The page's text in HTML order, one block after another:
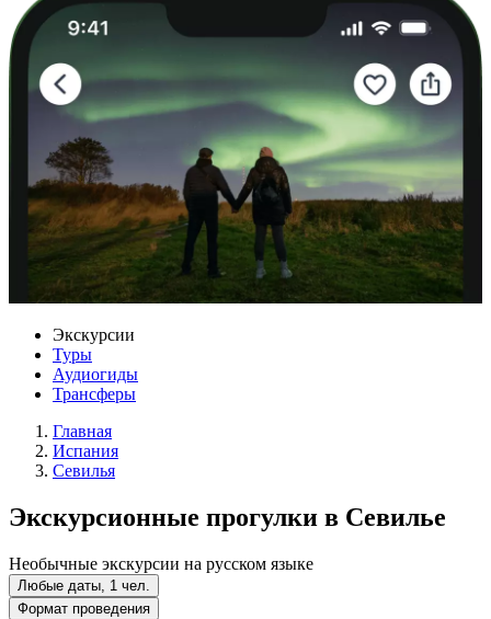
Экскурсии
Туры
Аудиогиды
Трансферы
Главная
Испания
Севилья
Экскурсионные прогулки в Севилье
Необычные экскурсии на русском языке
Любые даты, 1 чел.
Формат проведения